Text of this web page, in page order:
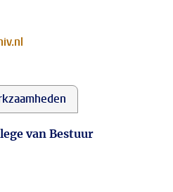
van Bestuur